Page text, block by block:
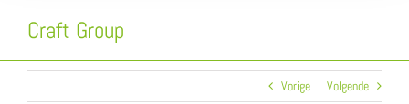
Craft Group
Vorige Volgende